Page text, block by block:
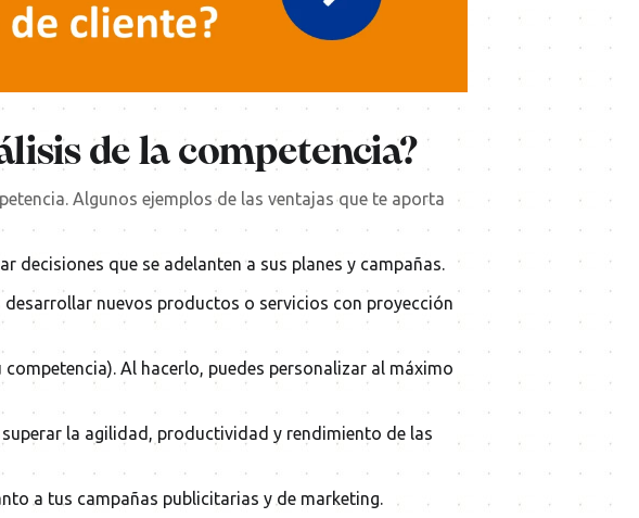
de la competencia?
Algunos ejemplos de las ventajas que te aporta
decisiones que se adelanten a sus planes y campañas.
desarrollar nuevos productos o servicios con proyección
Al hacerlo, puedes personalizar al máximo
la agilidad, productividad y rendimiento de las
a tus campañas publicitarias y de marketing.